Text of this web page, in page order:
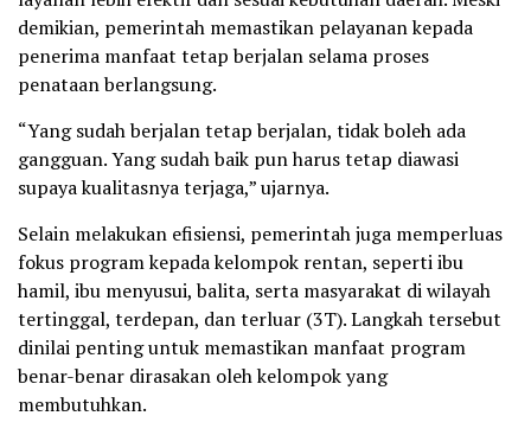
demikian, pemerintah memastikan pelayanan kepada
penerima manfaat tetap berjalan selama proses
penataan berlangsung.
“Yang sudah berjalan tetap berjalan, tidak boleh ada
gangguan. Yang sudah baik pun harus tetap diawasi
supaya kualitasnya terjaga,” ujarnya.
Selain melakukan efisiensi, pemerintah juga memperluas
fokus program kepada kelompok rentan, seperti ibu
hamil, ibu menyusui, balita, serta masyarakat di wilayah
tertinggal, terdepan, dan terluar (3T). Langkah tersebut
dinilai penting untuk memastikan manfaat program
benar-benar dirasakan oleh kelompok yang
membutuhkan.